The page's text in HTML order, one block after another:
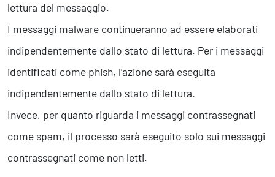
lettura del messaggio.
I messaggi malware continueranno ad essere elaborati
indipendentemente dallo stato di lettura. Per i messaggi
identificati come phish, l’azione sarà eseguita
indipendentemente dallo stato di lettura.
Invece, per quanto riguarda i messaggi contrassegnati
come spam, il processo sarà eseguito solo sui messaggi
contrassegnati come non letti.